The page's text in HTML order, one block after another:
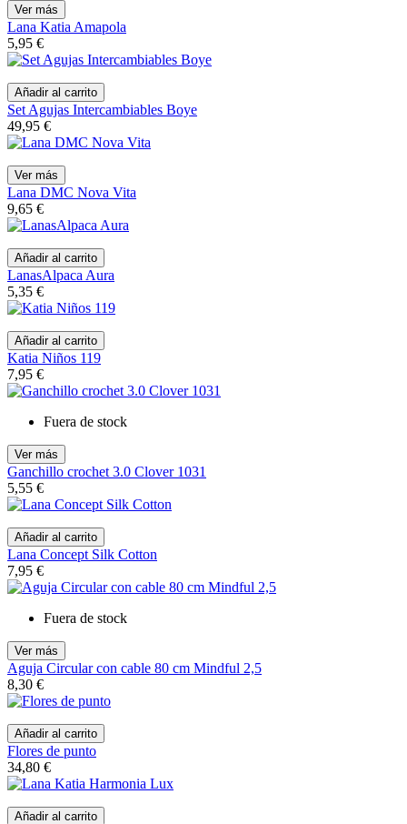
Ver más
Lana Katia Amapola
5,95 €
Añadir al carrito
Set Agujas Intercambiables Boye
49,95 €
Ver más
Lana DMC Nova Vita
9,65 €
Añadir al carrito
LanasAlpaca Aura
5,35 €
Añadir al carrito
Katia Niños 119
7,95 €
Fuera de stock
Ver más
Ganchillo crochet 3.0 Clover 1031
5,55 €
Añadir al carrito
Lana Concept Silk Cotton
7,95 €
Fuera de stock
Ver más
Aguja Circular con cable 80 cm Mindful 2,5
8,30 €
Añadir al carrito
Flores de punto
34,80 €
Añadir al carrito